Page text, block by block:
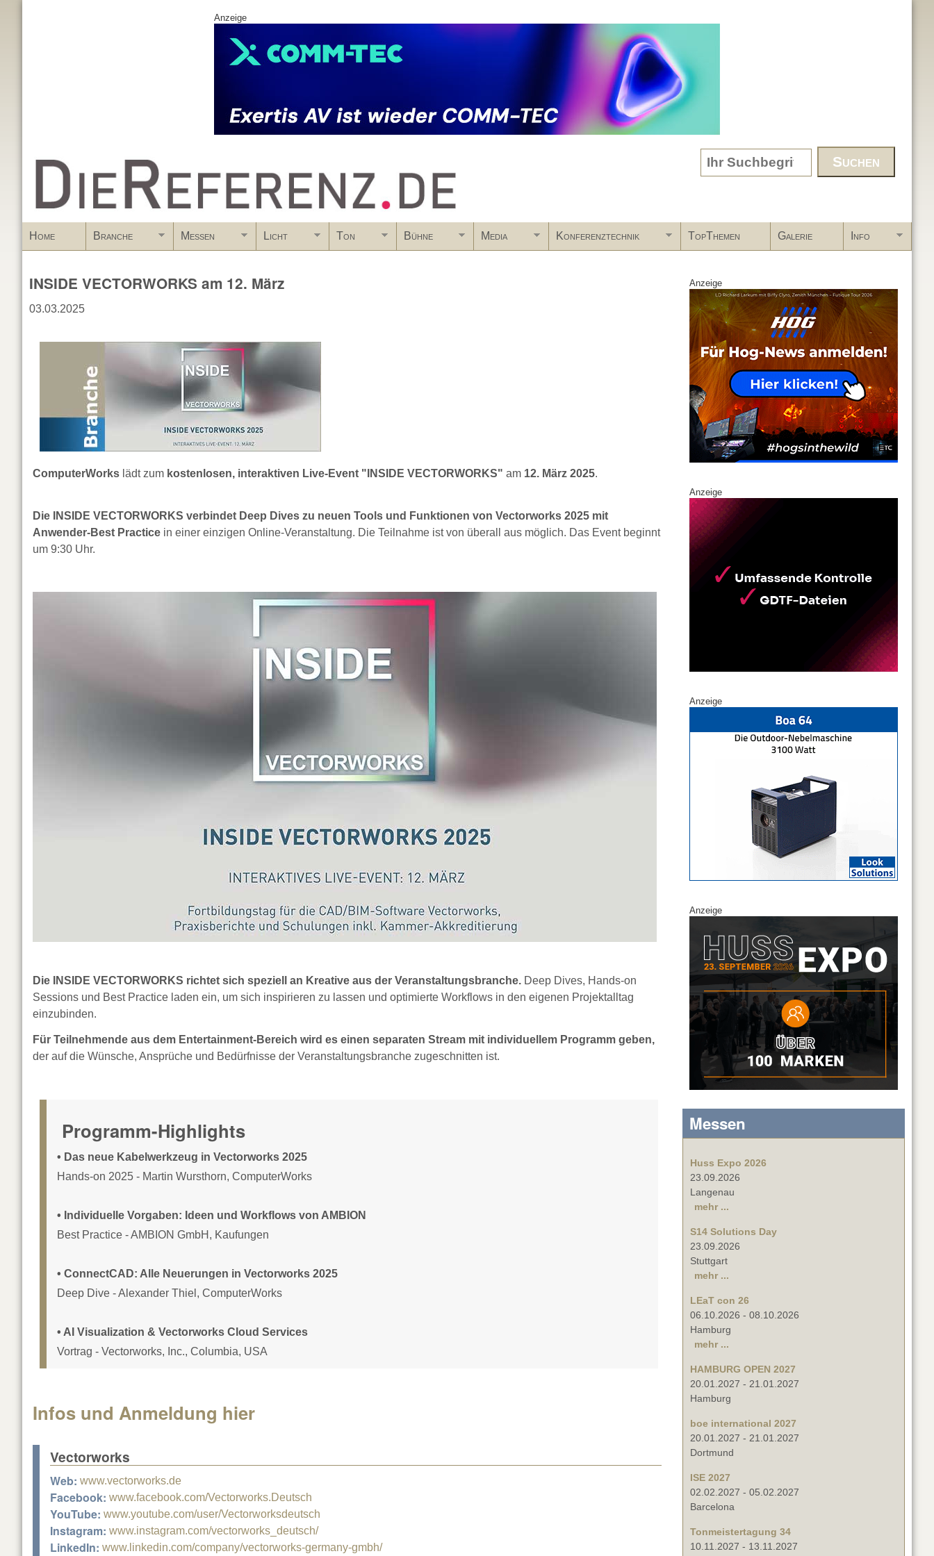
Anzeige
www.DieReferenz.de Search form
Home Branche Messen Licht Ton Bühne Media Konferenztechnik TopThemen Galerie Info
INSIDE VECTORWORKS am 12. März
03.03.2025
ComputerWorks lädt zum kostenlosen, interaktiven Live-Event "INSIDE VECTORWORKS" am 12. März 2025.
Die INSIDE VECTORWORKS verbindet Deep Dives zu neuen Tools und Funktionen von Vectorworks 2025 mit
Anwender-Best Practice in einer einzigen Online-Veranstaltung. Die Teilnahme ist von überall aus möglich. Das Event beginnt
um 9:30 Uhr.
Die INSIDE VECTORWORKS richtet sich speziell an Kreative aus der Veranstaltungsbranche. Deep Dives, Hands-on
Sessions und Best Practice laden ein, um sich inspirieren zu lassen und optimierte Workflows in den eigenen Projektalltag
einzubinden.
Für Teilnehmende aus dem Entertainment-Bereich wird es einen separaten Stream mit individuellem Programm geben,
der auf die Wünsche, Ansprüche und Bedürfnisse der Veranstaltungsbranche zugeschnitten ist.
Programm-Highlights
• Das neue Kabelwerkzeug in Vectorworks 2025
Hands-on 2025 - Martin Wursthorn, ComputerWorks
• Individuelle Vorgaben: Ideen und Workflows von AMBION
Best Practice - AMBION GmbH, Kaufungen
• ConnectCAD: Alle Neuerungen in Vectorworks 2025
Deep Dive - Alexander Thiel, ComputerWorks
• AI Visualization & Vectorworks Cloud Services
Vortrag - Vectorworks, Inc., Columbia, USA
Infos und Anmeldung hier
Vectorworks
Web: www.vectorworks.de
Facebook: www.facebook.com/Vectorworks.Deutsch
YouTube: www.youtube.com/user/Vectorworksdeutsch
Instagram: www.instagram.com/vectorworks_deutsch/
LinkedIn: www.linkedin.com/company/vectorworks-germany-gmbh/
Anzeige
Anzeige
Anzeige
Anzeige
Messen
Huss Expo 2026
23.09.2026
Langenau
mehr ...
S14 Solutions Day
23.09.2026
Stuttgart
mehr ...
LEaT con 26
06.10.2026 - 08.10.2026
Hamburg
mehr ...
HAMBURG OPEN 2027
20.01.2027 - 21.01.2027
Hamburg
boe international 2027
20.01.2027 - 21.01.2027
Dortmund
ISE 2027
02.02.2027 - 05.02.2027
Barcelona
Tonmeistertagung 34
10.11.2027 - 13.11.2027